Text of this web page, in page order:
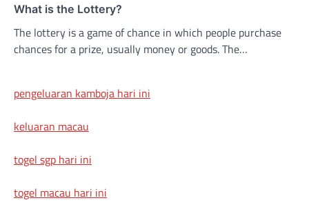
What is the Lottery?
The lottery is a game of chance in which people purchase
chances for a prize, usually money or goods. The…
pengeluaran kamboja hari ini
keluaran macau
togel sgp hari ini
togel macau hari ini